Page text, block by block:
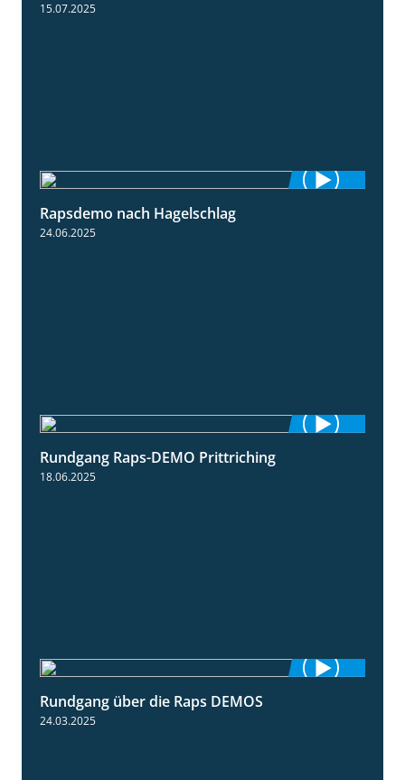
15.07.2025
Rapsdemo nach Hagelschlag
24.06.2025
Rundgang Raps-DEMO Prittriching
18.06.2025
Rundgang über die Raps DEMOS
24.03.2025